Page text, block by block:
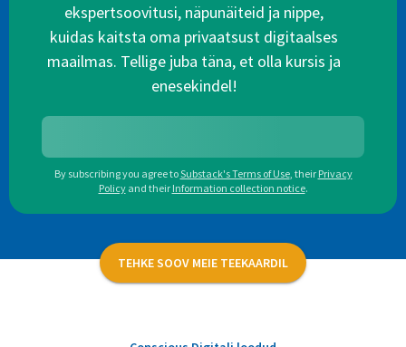
ekspertsoovitusi, näpunäiteid ja nippe,
kuidas kaitsta oma privaatsust digitaalses
maailmas. Tellige juba täna, et olla kursis ja
enesekindel!
By subscribing you agree toSubstack's Terms of Use, their Privacy
Policy and their Information collection notice.
TEHKE SOOV MEIE TEEKAARDIL